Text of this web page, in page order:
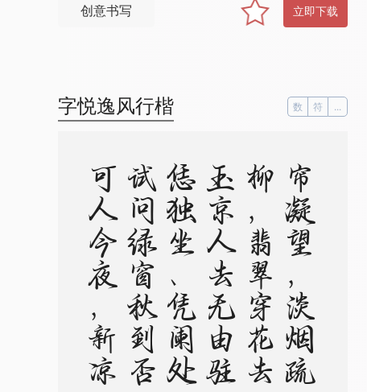
创意书写 立即下载
字悦逸风行楷 数 符 ...
帘
凝
望
，
淡
烟
疏
柳
，
翡
翠
穿
花
去
。
玉
京
人
去
无
由
驻
。
恁
独
坐
、
凭
阑
处
。
试
问
绿
窗
秋
到
否
。
可
人
今
夜
，
新
凉
一
枕
，
无
计
相
分
付
。